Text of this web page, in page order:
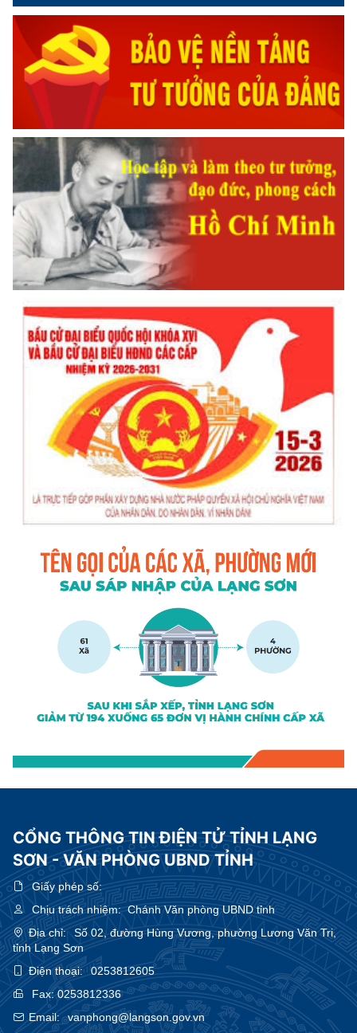
CỔNG THÔNG TIN ĐIỆN TỬ TỈNH LẠNG
SƠN - VĂN PHÒNG UBND TỈNH
Giấy phép số:
Chịu trách nhiệm:Chánh Văn phòng UBND tỉnh
Địa chỉ:
Số 02, đường Hùng Vương, phường Lương Văn Tri,
tỉnh Lạng Sơn
Điện thoại:
0253812605
Fax:0253812336
Email:
vanphong@langson.gov.vn